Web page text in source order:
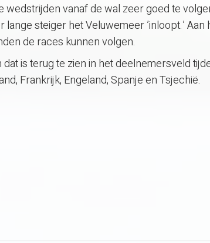
wedstrijden vanaf de wal zeer goed te
steiger het Veluwemeer ’inloopt.’ Aan
de races kunnen volgen.
is terug te zien in het deelnemersveld
Frankrijk, Engeland, Spanje en Tsjechië.